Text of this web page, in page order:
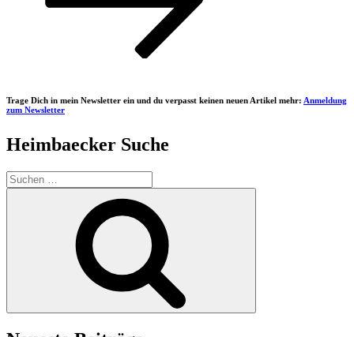
Trage Dich in mein Newsletter ein und du verpasst keinen neuen Artikel mehr: Anmeldung
zum Newsletter
Heimbaecker Suche
Suchen
nach: